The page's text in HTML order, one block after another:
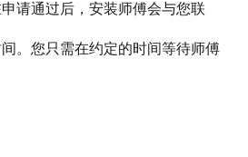
请通过后，安装师傅会与您联
。您只需在约定的时间等待师傅